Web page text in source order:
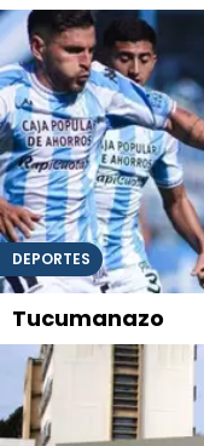
DEPORTES
Tucumanazo